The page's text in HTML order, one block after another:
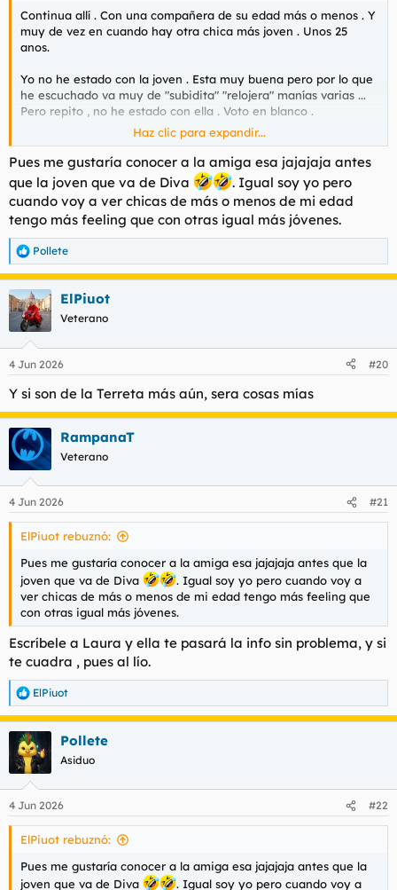
Continua allí . Con una compañera de su edad más o menos . Y
muy de vez en cuando hay otra chica más joven . Unos 25
anos.
Yo no he estado con la joven . Esta muy buena pero por lo que
he escuchado va muy de "subidita" "relojera" manías varias ...
Pero repito , no he estado con ella . Voto en blanco .
Y muy a las mil está con otra amiga de más o menos de su
edad que está como una puta cabra como ella . ( En el buen
sentido de la palabra)
Haz clic para expandir...
Pues me gustaría conocer a la amiga esa jajajaja antes
que la joven que va de Diva
. Igual soy yo pero
cuando voy a ver chicas de más o menos de mi edad
tengo más feeling que con otras igual más jóvenes.
R
e
c
c
i
e
Pollete
ElPiuot
Veterano
4 Jun 2026 #20
Y si son de la Terreta más aún, sera cosas mías
RampanaT
Veterano
4 Jun 2026 #21
ElPiuot rebuznó:
Pues me gustaría conocer a la amiga esa jajajaja antes que la
joven que va de Diva
. Igual soy yo pero cuando voy a
ver chicas de más o menos de mi edad tengo más feeling que
con otras igual más jóvenes.
Escríbele a Laura y ella te pasará la info sin problema, y si
te cuadra , pues al lío.
R
e
a
c
c
i
e
s
ElPiuot
Pollete
Asiduo
4 Jun 2026 #22
ElPiuot rebuznó:
Pues me gustaría conocer a la amiga esa jajajaja antes que la
joven que va de Diva
. Igual soy yo pero cuando voy a